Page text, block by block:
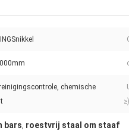
chemische
bars, roestvrij staal om staaf